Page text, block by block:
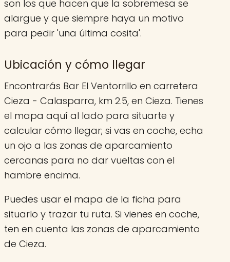
son los que hacen que la sobremesa se
alargue y que siempre haya un motivo
para pedir 'una última cosita'.
Ubicación y cómo llegar
Encontrarás Bar El Ventorrillo en carretera
Cieza - Calasparra, km 2.5, en Cieza. Tienes
el mapa aquí al lado para situarte y
calcular cómo llegar; si vas en coche, echa
un ojo a las zonas de aparcamiento
cercanas para no dar vueltas con el
hambre encima.
Puedes usar el mapa de la ficha para
situarlo y trazar tu ruta. Si vienes en coche,
ten en cuenta las zonas de aparcamiento
de Cieza.